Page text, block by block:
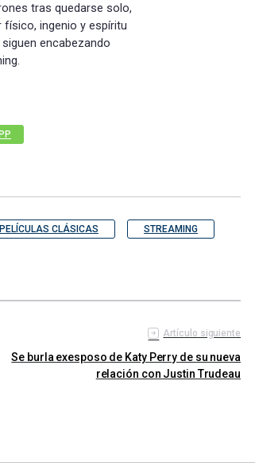
tras quedarse solo,
ingenio y espíritu
encabezando
PELÍCULAS CLÁSICAS STREAMING
Artículo siguiente
Se burla exesposo de Katy Perry de su nueva
relación con Justin Trudeau